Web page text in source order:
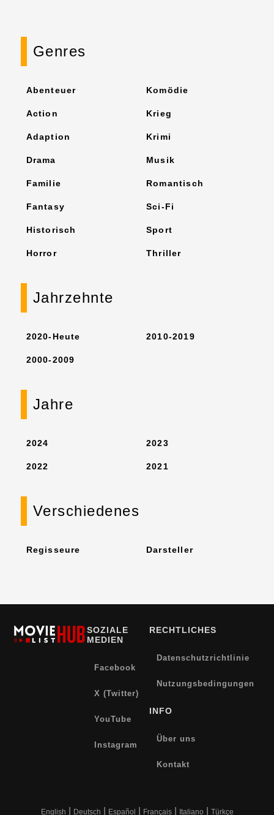
Genres
Abenteuer
Action
Adaption
Drama
Familie
Fantasy
Historisch
Horror
Komödie
Krieg
Krimi
Musik
Romantisch
Sci-Fi
Sport
Thriller
Jahrzehnte
2020-Heute
2000-2009
2010-2019
Jahre
2024
2022
2023
2021
Verschiedenes
Regisseure Darsteller
SOZIALE
MEDIEN
Facebook
X (Twitter)
YouTube
Instagram
RECHTLICHES
Datenschutzrichtlinie
Nutzungsbedingungen
INFO
Über uns
Kontakt
English Deutsch Español Français| Italiano Türkçe